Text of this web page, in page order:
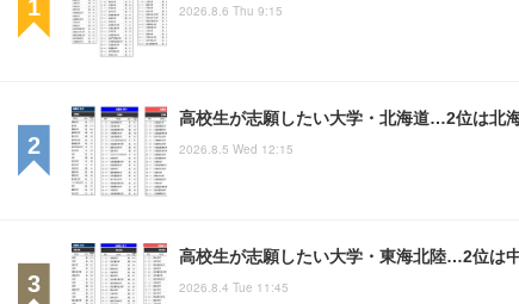
2026.8.6 Thu 9:15
高校生が志願したい大学・北海道…2位は北
2026.8.5 Wed 12:15
高校生が志願したい大学・東海北陸…2位は
2026.8.4 Tue 11:45